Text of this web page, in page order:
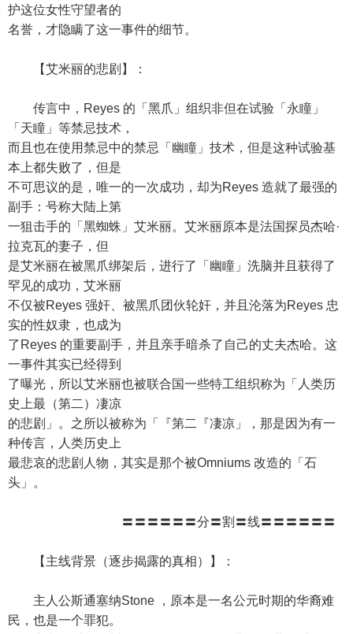
护这位女性守望者的
名誉，才隐瞒了这一事件的细节。
【艾米丽的悲剧】：
传言中，Reyes 的「黑爪」组织非但在试验「永瞳」
「天瞳」等禁忌技术，
而且也在使用禁忌中的禁忌「幽瞳」技术，但是这种试验基
本上都失败了，但是
不可思议的是，唯一的一次成功，却为Reyes 造就了最强的
副手：号称大陆上第
一狙击手的「黑蜘蛛」艾米丽。艾米丽原本是法国探员杰哈·
拉克瓦的妻子，但
是艾米丽在被黑爪绑架后，进行了「幽瞳」洗脑并且获得了
罕见的成功，艾米丽
不仅被Reyes 强奸、被黑爪团伙轮奸，并且沦落为Reyes 忠
实的性奴隶，也成为
了Reyes 的重要副手，并且亲手暗杀了自己的丈夫杰哈。这
一事件其实已经得到
了曝光，所以艾米丽也被联合国一些特工组织称为「人类历
史上最（第二）凄凉
的悲剧」。之所以被称为「『第二『凄凉」，那是因为有一
种传言，人类历史上
最悲哀的悲剧人物，其实是那个被Omniums 改造的「石
头」。
〓〓〓〓〓〓分〓割〓线〓〓〓〓〓〓
【主线背景（逐步揭露的真相）】：
主人公斯通塞纳Stone ，原本是一名公元时期的华裔难
民，也是一个罪犯。